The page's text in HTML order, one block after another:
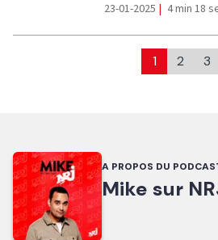
23-01-2025 | 4 min 18
1 2 3
A PROPOS DU
Mike sur